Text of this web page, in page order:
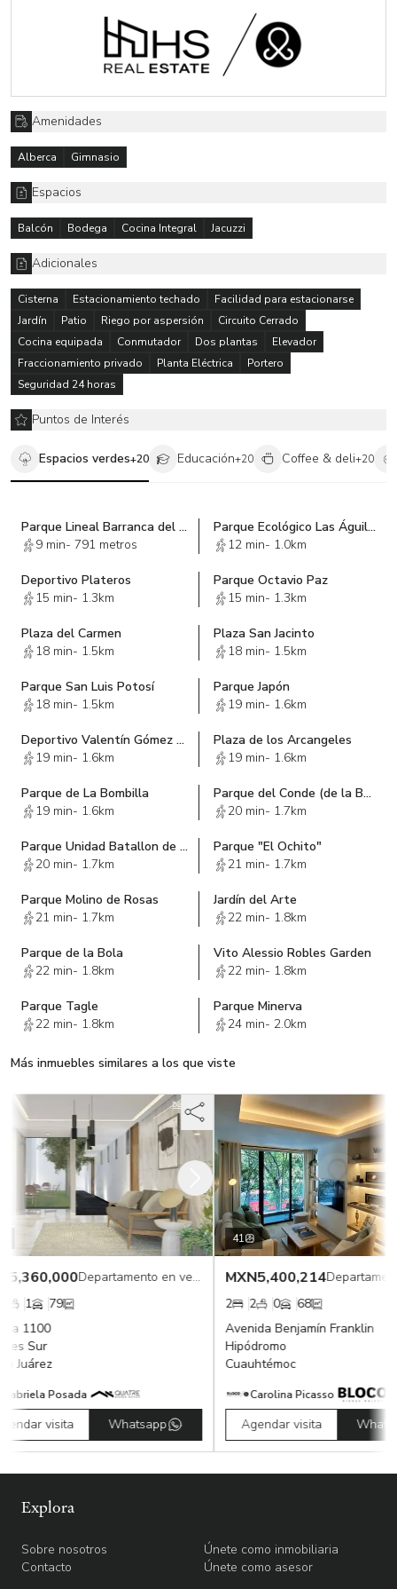
Amenidades
Alberca Gimnasio
Espacios
Balcón Bodega Cocina Integral Jacuzzi
Adicionales
Cisterna Estacionamiento techado
Facilidad para estacionarse
Jardín
Patio Riego por aspersión
Circuito Cerrado
Cocina equipada
Conmutador Dos plantas
Elevador
Fraccionamiento privado
Planta Eléctrica
Portero
Seguridad 24 horas
Puntos de Interés
Espacios verdes+20 Educación+20 Coffee & deli+20
Parque Lineal Barranca del Muerto
9 min- 791 metros
Parque Ecológico Las Águilas
12 min- 1.0km
Deportivo Plateros
15 min- 1.3km
Parque Octavio Paz
15 min- 1.3km
Plaza del Carmen
18 min- 1.5km
Plaza San Jacinto
18 min- 1.5km
Parque San Luis Potosí
18 min- 1.5km
Parque Japón
19 min- 1.6km
Deportivo Valentín Gómez Farías
19 min- 1.6km
Plaza de los Arcangeles
19 min- 1.6km
Parque de La Bombilla
19 min- 1.6km
Parque del Conde (de la Bola)
20 min- 1.7km
Parque Unidad Batallon de San Patricio
20 min- 1.7km
Parque "El Ochito"
21 min- 1.7km
Parque Molino de Rosas
21 min- 1.7km
Jardín del Arte
22 min- 1.8km
Parque de la Bola
22 min- 1.8km
Vito Alessio Robles Garden
22 min- 1.8km
Parque Tagle
22 min- 1.8km
Parque Minerva
24 min- 2.0km
Más inmuebles similares a los que viste
5,360,000
Departamento en venta
1
79
1100
Sur
Juárez
Posada
visita Whatsapp
41
MXN5,400,214
2 0
68
Avenida Benjamín Franklin
Hipódromo
Cuauhtémoc
Carolina Picasso
Agendar visita
Explora
Sobre nosotros
Contacto
Únete como inmobiliaria
Únete como asesor